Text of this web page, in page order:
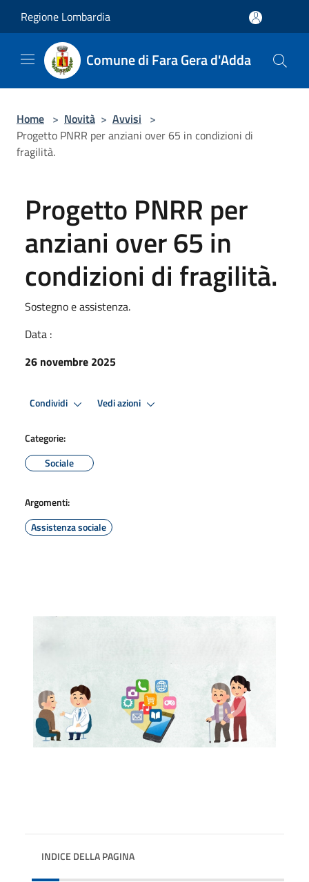
Regione Lombardia
Comune di Fara Gera d'Adda
Home > Novità > Avvisi >
Progetto PNRR per anziani over 65 in condizioni di
fragilità.
Progetto PNRR per
anziani over 65 in
condizioni di fragilità.
Sostegno e assistenza.
Data :
26 novembre 2025
Condividi Vedi azioni
Categorie:
Sociale
Argomenti:
Assistenza sociale
INDICE DELLA PAGINA